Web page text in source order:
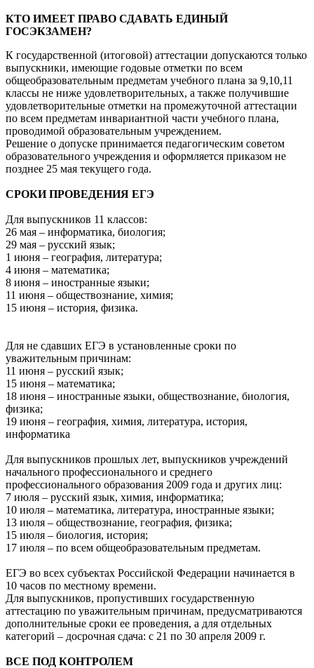
КТО ИМЕЕТ ПРАВО СДАВАТЬ ЕДИНЫЙ
ГОСЭКЗАМЕН?
К государственной (итоговой) аттестации допускаются только
выпускники, имеющие годовые отметки по всем
общеобразовательным предметам учебного плана за 9,10,11
классы не ниже удовлетворительных, а также получившие
удовлетворительные отметки на промежуточной аттестации
по всем предметам инвариантной части учебного плана,
проводимой образовательным учреждением.
Решение о допуске принимается педагогическим советом
образовательного учреждения и оформляется приказом не
позднее 25 мая текущего года.
СРОКИ ПРОВЕДЕНИЯ ЕГЭ
Для выпускников 11 классов:
26 мая – информатика, биология;
29 мая – русский язык;
1 июня – география, литература;
4 июня – математика;
8 июня – иностранные языки;
11 июня – обществознание, химия;
15 июня – история, физика.
Для не сдавших ЕГЭ в установленные сроки по
уважительным причинам:
11 июня – русский язык;
15 июня – математика;
18 июня – иностранные языки, обществознание, биология,
физика;
19 июня – география, химия, литература, история,
информатика
Для выпускников прошлых лет, выпускников учреждений
начального профессионального и среднего
профессионального образования 2009 года и других лиц:
7 июля – русский язык, химия, информатика;
10 июля – математика, литература, иностранные языки;
13 июля – обществознание, география, физика;
15 июля – биология, история;
17 июля – по всем общеобразовательным предметам.
ЕГЭ во всех субъектах Российской Федерации начинается в
10 часов по местному времени.
Для выпускников, пропустивших государственную
аттестацию по уважительным причинам, предусматриваются
дополнительные сроки ее проведения, а для отдельных
категорий – досрочная сдача: с 21 по 30 апреля 2009 г.
ВСЕ ПОД КОНТРОЛЕМ